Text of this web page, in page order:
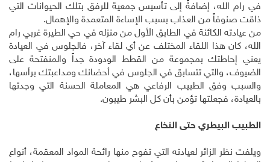
في رام الله، إضافةً إلى تأسيس جمعية للرفق بتلك الحيوانات التي
ذاقت صنوفاً من العذاب بسبب الإساءة المتعمدة والإهمال.
من عيادته الكائنة في الطابق الأول من منزله في حي الطيرة غربي رام
الله، كان هذا اللقاء المختلف عن أي لقاء آخر، فالجلوس في العيادة
يعني إحاطتك بمجموعة من القطط الودودة جداً والمنفتحة على
الضيوف، والتي تتسابق في الجلوس في أحضانك ومداعبتك برأسها،
والسبب وفق الطبيب الرفاعي هي المعاملة الحسنة التي وجدتها
بالعيادة، فجعلتها تؤمن بأن كل البشر طيبون.
الطبيب البيطري حتى النخاع
ويلفت نظر الزائر لعيادته التي تفوح منها رائحة المواد المعقمة، أنواع